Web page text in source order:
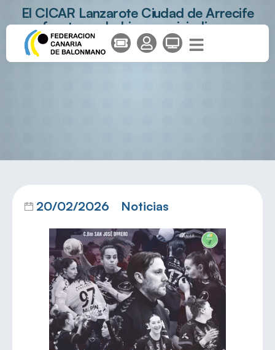
El CICAR Lanzarote Ciudad de Arrecife
afronta un derbi para reivindicarse
20/02/2026 Noticias